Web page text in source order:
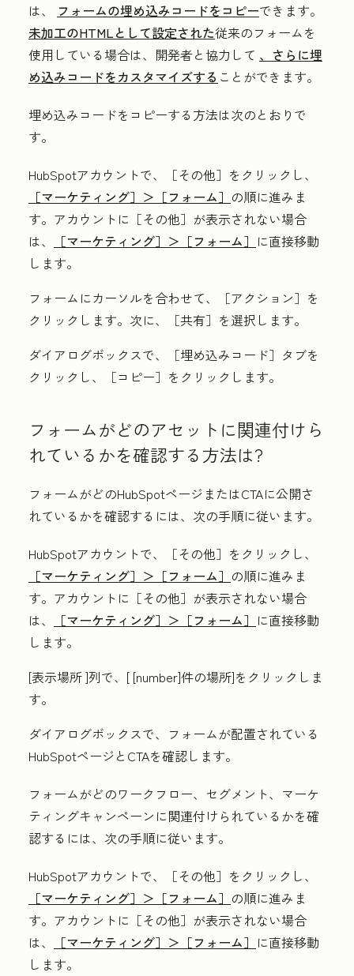
は、
フォームの埋め込みコードをコピーできます。
未加工のHTMLとして設定された従来のフォームを
使用している場合は、開発者と協力して 、さらに埋
め込みコードをカスタマイズする ことができます。
埋め込みコードをコピーする方法は次のとおりで
す。
HubSpotアカウントで、
［その他］をクリックし、
［マーケティング］＞ ［フォーム］ の順に進みま
す。アカウントに ［その他］が表示されない場合
は、
［マーケティング］＞ ［フォーム］ に直接移動
します。
フォームにカーソルを合わせて、［アクション］ を
クリックします。次に、［共有］ を選択します。
ダイアログボックスで、［埋め込みコード］ タブを
クリックし、［コピー］ をクリックします。
フォームがどのアセットに関連付けら
れているかを確認する方法は?
フォームがどのHubSpotページまたはCTAに公開さ
れているかを確認するには、次の手順に従います。
HubSpotアカウントで、
［その他］をクリックし、
［マーケティング］＞ ［フォーム］ の順に進みま
す。アカウントに ［その他］が表示されない場合
は、
［マーケティング］＞ ［フォーム］ に直接移動
します。
[表示場所]列で、[ [number]件の場所]をクリックしま
す。
ダイアログボックスで、フォームが配置されている
HubSpotページとCTAを確認します。
フォームがどのワークフロー、セグメント、マーケ
ティングキャンペーンに関連付けられているかを確
認するには、次の手順に従います。
HubSpotアカウントで、
［その他］をクリックし、
［マーケティング］＞ ［フォーム］ の順に進みま
す。アカウントに ［その他］が表示されない場合
は、
［マーケティング］＞ ［フォーム］ に直接移動
します。